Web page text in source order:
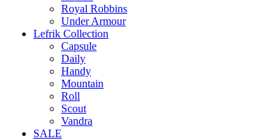
Royal Robbins
Under Armour
Lefrik Collection
Capsule
Daily
Handy
Mountain
Roll
Scout
Vandra
SALE